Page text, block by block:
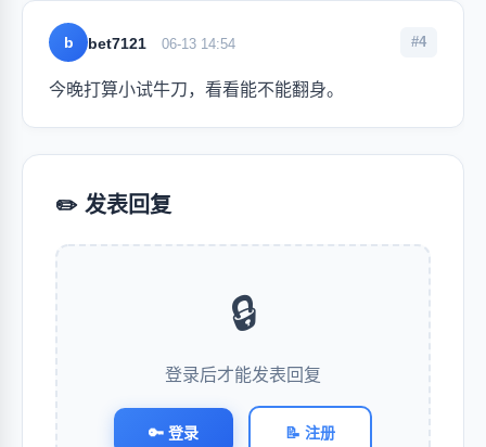
b bet7121 06-13 14:54 #4
今晚打算小试牛刀，看看能不能翻身。
✏️ 发表回复
🔒
登录后才能发表回复
🔑 登录 📝 注册